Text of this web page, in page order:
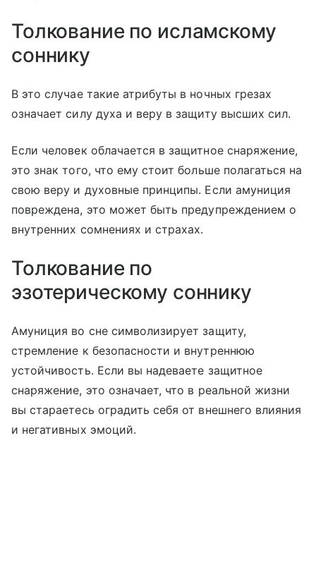
Толкование по исламскому
соннику
В это случае такие атрибуты в ночных грезах
означает силу духа и веру в защиту высших сил.
Если человек облачается в защитное снаряжение,
это знак того, что ему стоит больше полагаться на
свою веру и духовные принципы. Если амуниция
повреждена, это может быть предупреждением о
внутренних сомнениях и страхах.
Толкование по
эзотерическому соннику
Амуниция во сне символизирует защиту,
стремление к безопасности и внутреннюю
устойчивость. Если вы надеваете защитное
снаряжение, это означает, что в реальной жизни
вы стараетесь оградить себя от внешнего влияния
и негативных эмоций.